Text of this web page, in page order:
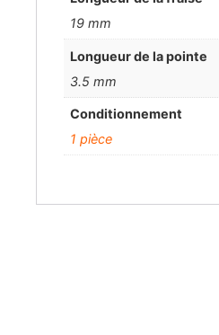
19 mm
Longueur de la pointe
3.5 mm
Conditionnement
1 pièce